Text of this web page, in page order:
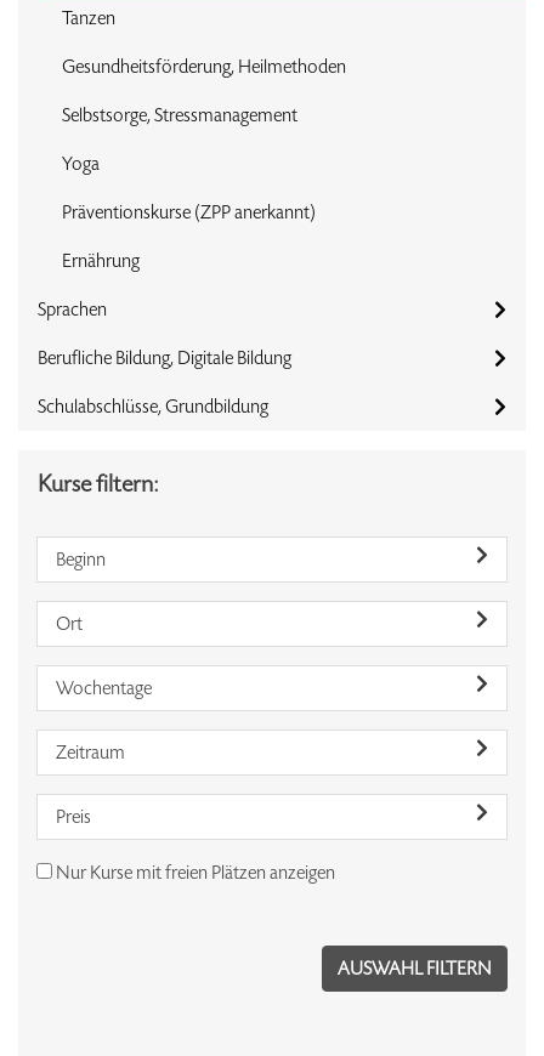
Tanzen
Gesundheitsförderung, Heilmethoden
Selbstsorge, Stressmanagement
Yoga
Präventionskurse (ZPP anerkannt)
Ernährung
Sprachen
Berufliche Bildung, Digitale Bildung
Schulabschlüsse, Grundbildung
Kurse filtern:
Beginn
Ort
Wochentage
Zeitraum
Preis
Nur Kurse mit freien Plätzen anzeigen